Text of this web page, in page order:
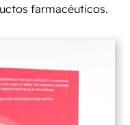
farmacéuticos.